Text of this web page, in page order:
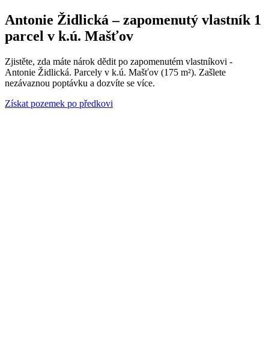
Antonie Židlická – zapomenutý vlastník 1
parcel v k.ú. Mašťov
Zjistěte, zda máte nárok dědit po zapomenutém vlastníkovi -
Antonie Židlická. Parcely v k.ú. Mašťov (175 m²). Zašlete
nezávaznou poptávku a dozvíte se více.
Získat pozemek po předkovi